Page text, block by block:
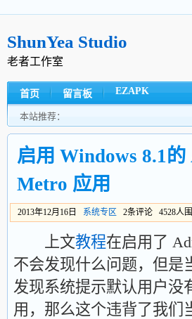
ShunYea Studio
老者工作室
首页 留言板 EZAPK
本站推荐：
启用 Windows 8.1
Metro 应用
2013年12月16日 系统专区 2条评论 4528人
上文教程在启用了
不会发现什么问题，但是
发现系统提示默认用户没
用，那么这个违背了我们